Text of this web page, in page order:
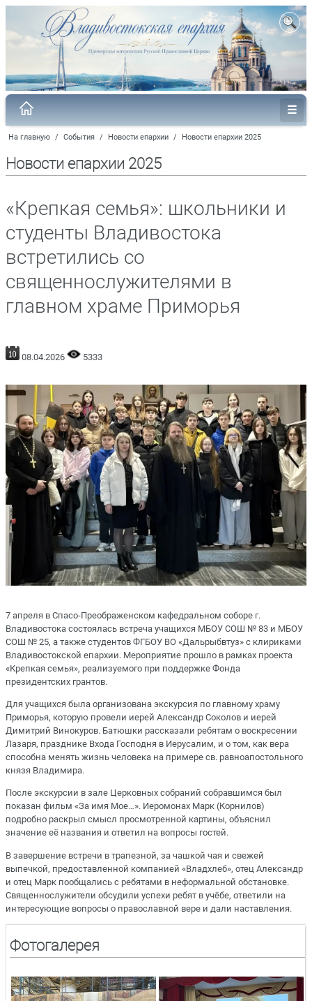
На главную / События / Новости епархии / Новости епархии 2025
Новости епархии 2025
«Крепкая семья»: школьники и
студенты Владивостока
встретились со
священнослужителями в
главном храме Приморья
08.04.2026 5333
7 апреля в Спасо-Преображенском кафедральном соборе г.
Владивостока состоялась встреча учащихся МБОУ СОШ № 83 и МБОУ
СОШ № 25, а также студентов ФГБОУ ВО «Дальрыбвтуз» с клириками
Владивостокской епархии. Мероприятие прошло в рамках проекта
«Крепкая семья», реализуемого при поддержке Фонда
президентских грантов.
Для учащихся была организована экскурсия по главному храму
Приморья, которую провели иерей Александр Соколов и иерей
Димитрий Винокуров. Батюшки рассказали ребятам о воскресении
Лазаря, празднике Входа Господня в Иерусалим, и о том, как вера
способна менять жизнь человека на примере св. равноапостольного
князя Владимира.
После экскурсии в зале Церковных собраний собравшимся был
показан фильм «За имя Мое…». Иеромонах Марк (Корнилов)
подробно раскрыл смысл просмотренной картины, объяснил
значение её названия и ответил на вопросы гостей.
В завершение встречи в трапезной, за чашкой чая и свежей
выпечкой, предоставленной компанией «Владхлеб», отец Александр
и отец Марк пообщались с ребятами в неформальной обстановке.
Священнослужители обсудили успехи ребят в учёбе, ответили на
интересующие вопросы о православной вере и дали наставления.
Фотогалерея